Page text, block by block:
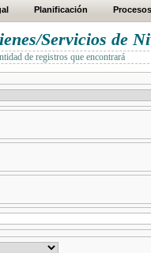
Planificación Procesos
Servicios de
de registros que encontrará